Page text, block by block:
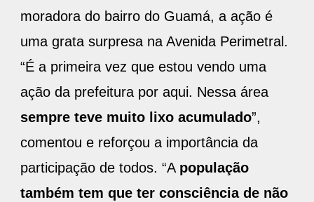
moradora do bairro do Guamá, a ação é
uma grata surpresa na Avenida Perimetral.
“É a primeira vez que estou vendo uma
ação da prefeitura por aqui. Nessa área
sempre teve muito lixo acumulado”,
comentou e reforçou a importância da
participação de todos. “A população
também tem que ter consciência de não